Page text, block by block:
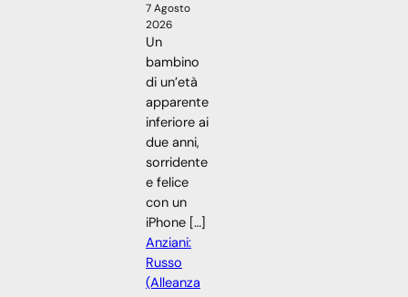
7 Agosto
2026
Un
bambino
di un’età
apparente
inferiore ai
due anni,
sorridente
e felice
con un
iPhone […]
Anziani:
Russo
(Alleanza